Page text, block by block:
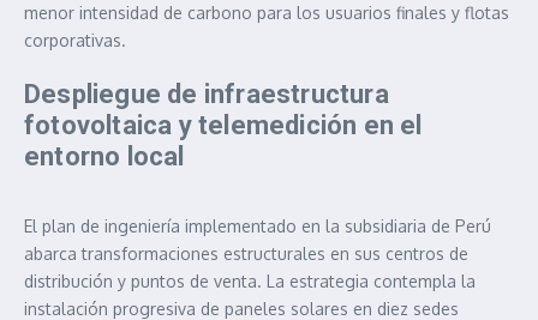
menor intensidad de carbono para los usuarios finales y flotas
corporativas.
Despliegue de infraestructura
fotovoltaica y telemedición en el
entorno local
El plan de ingeniería implementado en la subsidiaria de Perú
abarca transformaciones estructurales en sus centros de
distribución y puntos de venta. La estrategia contempla la
instalación progresiva de paneles solares en diez sedes